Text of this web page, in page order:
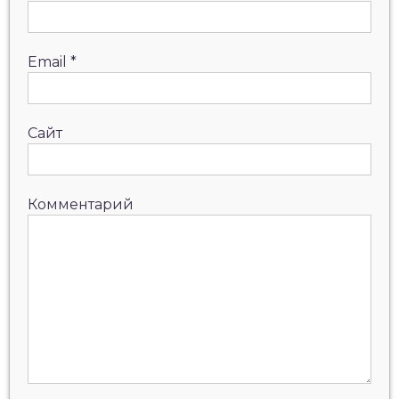
Email *
Сайт
Комментарий